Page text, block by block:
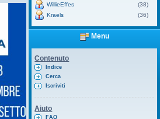
WillieEffes
(38)
Kraels
(36)
Menu
Contenuto
Indice
Cerca
Iscriviti
Aiuto
FAQ